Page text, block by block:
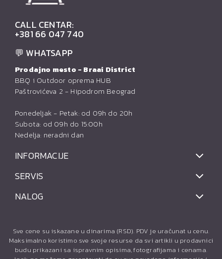
CALL CENTAR:
+381 66 047 740
💬 WHATSAPP
Prodajno mesto - Braai District
BBQ i Outdoor oprema HUB
Paštrovićeva 2 - Hipodrom Beograd
Ponedeljak - Petak: od 09h do 20h
Subota: od 09h do 15:00h
Nedelja: neradni dan
INFORMACIJE
SERVIS
NALOG
Sve cene su iskazane u dinarima (RSD). PDV je uračunat u cenu.
Maksimalno koristimo sve svoje resurse da svi artikli u prodavnici
budu prikazani sa ispravnim opisima, fotografijama i cenama.